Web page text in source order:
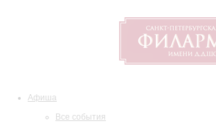
Афиша
Все события